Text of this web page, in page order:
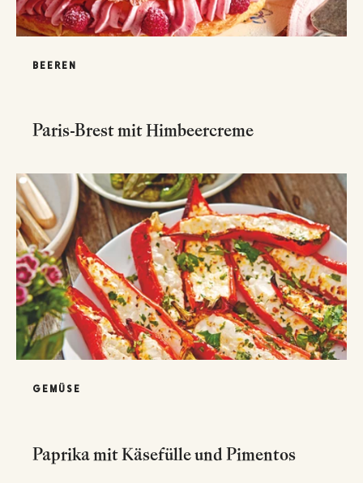
BEEREN
Paris-Brest mit Himbeercreme
GEMÜSE
Paprika mit Käsefülle und Pimentos